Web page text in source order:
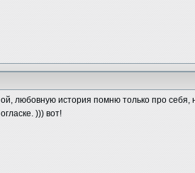
ой, любовную история помню только про себя,
огласке. ))) вот!